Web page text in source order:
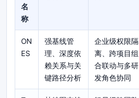
名
称
ON
ES
强基线管
理、深度依
赖关系与关
键路径分析
企业级权限隔
离、跨项目组
合联动与多研
发角色协同